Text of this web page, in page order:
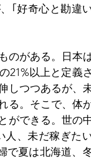
｢好奇心と勘違
のがある。日本
21%以上と定義
しつつあるが、
る。そこで、体
ができる。世の
人、未だ稼ぎた
で夏は北海道、